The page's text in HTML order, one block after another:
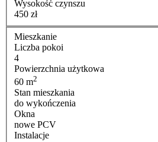
Wysokość czynszu
450 zł
Mieszkanie
Liczba pokoi
4
Powierzchnia użytkowa
60 m2
Stan mieszkania
do wykończenia
Okna
nowe PCV
Instalacje